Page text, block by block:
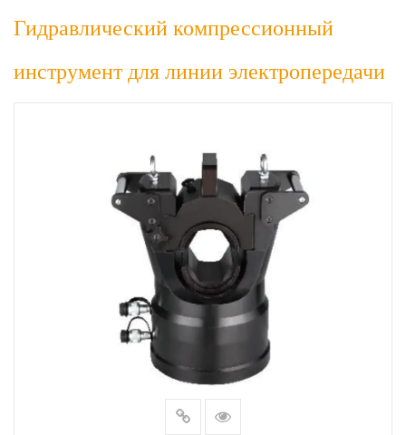
Гидравлический компрессионный
инструмент для линии электропередачи